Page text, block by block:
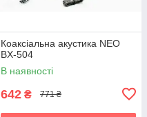
Коаксіальна акустика NEO
BX-504
В наявності
642 ₴ 771 ₴